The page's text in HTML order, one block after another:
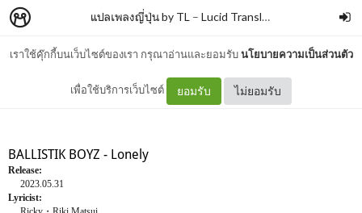
เราใช้คุ๊กกี้บนเว็บไซต์ของเรา กรุณาอ่านและยอมรับนโยบายความเป็นส่วนตัว
เพื่อใช้บริการเว็บไซต์ ยอมรับ ไม่ยอมรับ
แปลเพลงญี่ปุ่น by TL – Lucid Translation
BALLISTIK BOYZ - Lonely
BALLISTIK BOYZ - Lonely
Release:
2023.05.31
Lyricist: